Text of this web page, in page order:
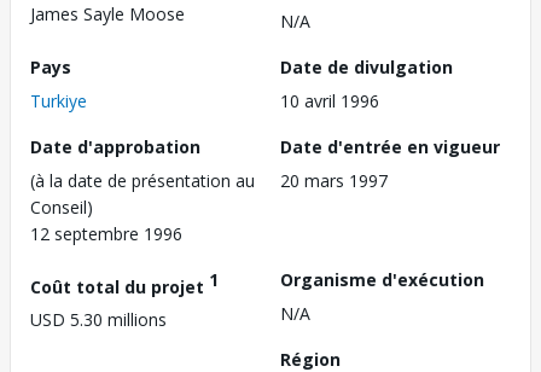
James Sayle Moose
N/A
Pays
Turkiye
Date de divulgation
10 avril 1996
Date d'approbation
(à la date de présentation au
Conseil)
12 septembre 1996
Date d'entrée en vigueur
20 mars 1997
Coût total du projet 1
USD 5.30 millions
Organisme d'exécution
N/A
Région